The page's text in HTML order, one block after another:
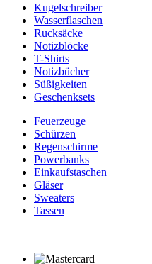
Kugelschreiber
Wasserflaschen
Rucksäcke
Notizblöcke
T-Shirts
Notizbücher
Süßigkeiten
Geschenksets
Feuerzeuge
Schürzen
Regenschirme
Powerbanks
Einkaufstaschen
Gläser
Sweaters
Tassen